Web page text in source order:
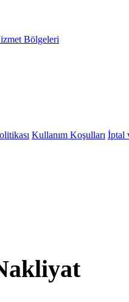
Bölgeleri
Kullanım Koşulları İptal